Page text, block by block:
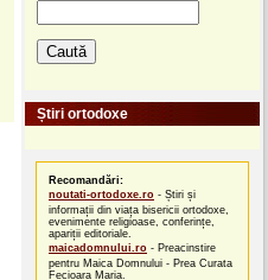
Știri ortodoxe
Recomandări:
noutati-ortodoxe.ro - Știri și
informații din viața bisericii ortodoxe,
evenimente religioase, conferințe,
apariții editoriale.
maicadomnului.ro - Preacinstire
pentru Maica Domnului - Prea Curata
Fecioara Maria.